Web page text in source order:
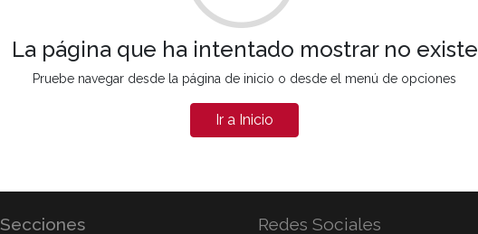
La página que ha intentado mostrar no existe
Pruebe navegar desde la página de inicio o desde el menú de opciones
Ir a Inicio
Secciones Redes Sociales